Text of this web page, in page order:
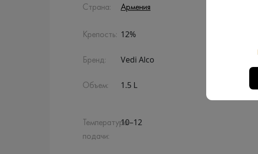
Страна: Армения
Крепость: 12%
Бренд: Vedi Alco
Объем: 1.5 L
Температура
подачи:
10–12